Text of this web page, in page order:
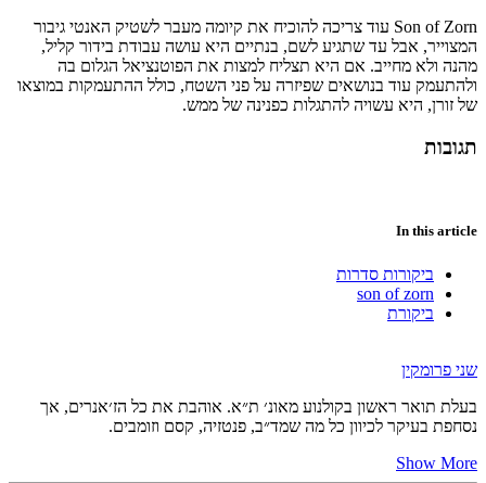
Son of Zorn עוד צריכה להוכיח את קיומה מעבר לשטיק האנטי גיבור
המצוייר, אבל עד שתגיע לשם, בנתיים היא עושה עבודת בידור קליל,
מהנה ולא מחייב. אם היא תצליח למצות את הפוטנציאל הגלום בה
ולהתעמק עוד בנושאים שפיזרה על פני השטח, כולל ההתעמקות במוצאו
של זורן, היא עשויה להתגלות כפנינה של ממש.
תגובות
In this article
ביקורות סדרות
son of zorn
ביקורת
שני פרומקין
בעלת תואר ראשון בקולנוע מאונ׳ ת״א. אוהבת את כל הז׳אנרים, אך
נסחפת בעיקר לכיוון כל מה שמד״ב, פנטזיה, קסם וזומבים.
Show More